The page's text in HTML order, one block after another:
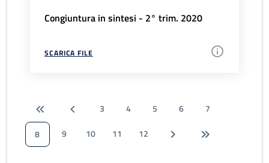
Congiuntura in sintesi - 2° trim. 2020
SCARICA FILE
3 4 5 6
7
8
9 10 11 12